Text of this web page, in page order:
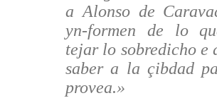
a Alonso de
yn-formen de lo
tejar lo sobredicho e
saber a la çibdad
provea.»